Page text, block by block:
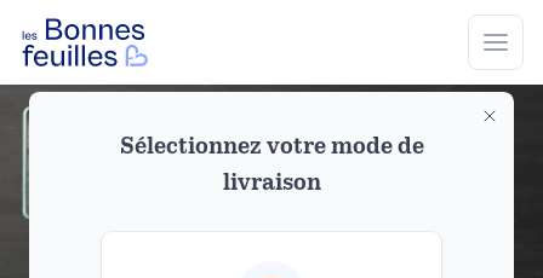
Les Bonnes Feuilles
Sélectionnez votre mode de
livraison